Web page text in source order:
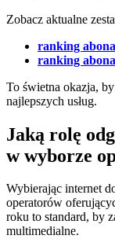
Zobacz aktualne
ranking
ranking
To świetna okazja,
najlepszych usług.
Jaką rolę
w wyborze
Wybierając internet
operatorów
roku to standard, by
multimedialne.